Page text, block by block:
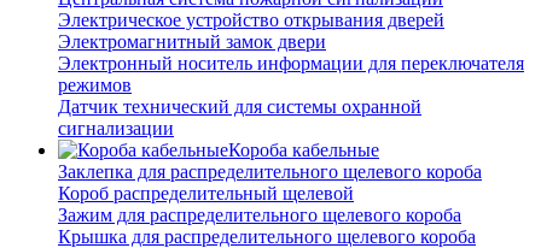
Электрическое устройство открывания дверей
Электромагнитный замок двери
Электронный носитель информации для переключателя
режимов
Датчик технический для системы охранной
сигнализации
Короба кабельные
Заклепка для распределительного щелевого короба
Короб распределительный щелевой
Зажим для распределительного щелевого короба
Крышка для распределительного щелевого короба